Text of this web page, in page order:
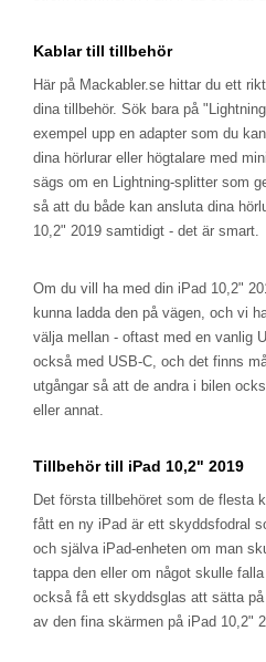
Kablar till tillbehör
Här på Mackabler.se hittar du ett
dina tillbehör. Sök bara på
exempel upp en adapter som du
dina hörlurar eller högtalare med
sägs om en Lightning-splitter som
så att du både kan ansluta dina
10,2" 2019 samtidigt - det är smart.
Om du vill ha med din iPad 10,2"
kunna ladda den på vägen, och vi
välja mellan - oftast med en vanlig
också med USB-C, och det finns
utgångar så att de andra i bilen
eller annat.
Tillbehör till iPad 10,2" 2019
Det första tillbehöret som de flesta
fått en ny iPad är ett skyddsfodral
och själva iPad-enheten om man
tappa den eller om något skulle
också få ett skyddsglas att sätta
av den fina skärmen på iPad 10,2"